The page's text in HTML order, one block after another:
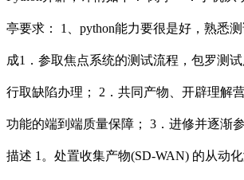
亭要求： 1、python能力要很是好，熟悉
成1．参取焦点系统的测试流程，包罗测
行取缺陷办理； 2．共同产物、开辟理解
功能的端到端质量保障； 3．进修并逐渐
描述 1。处置收集产物(SD-WAN) 的从动